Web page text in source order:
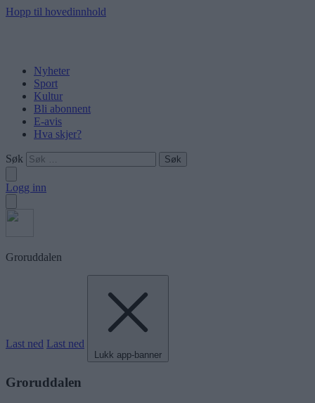
Hopp til hovedinnhold
Nyheter
Sport
Kultur
Bli abonnent
E-avis
Hva skjer?
Søk
Logg inn
Groruddalen
Last ned Last ned
Lukk app-banner
Groruddalen